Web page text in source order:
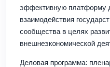
эффективную платформу
взаимодействия
сообщества в целях
внешнеэкономической
Деловая программа: